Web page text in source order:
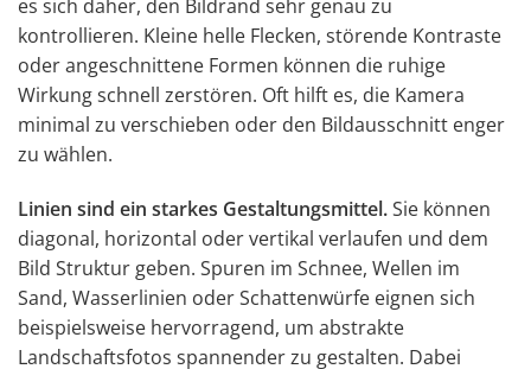
es sich daher, den Bildrand sehr genau zu
kontrollieren. Kleine helle Flecken, störende Kontraste
oder angeschnittene Formen können die ruhige
Wirkung schnell zerstören. Oft hilft es, die Kamera
minimal zu verschieben oder den Bildausschnitt enger
zu wählen.
Linien sind ein starkes Gestaltungsmittel.Sie können
diagonal, horizontal oder vertikal verlaufen und dem
Bild Struktur geben. Spuren im Schnee, Wellen im
Sand, Wasserlinien oder Schattenwürfe eignen sich
beispielsweise hervorragend, um abstrakte
Landschaftsfotos spannender zu gestalten. Dabei